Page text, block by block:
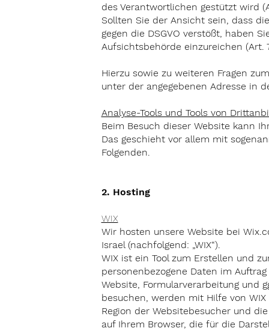
des Verantwortlichen gestützt wird
Sollten Sie der Ansicht sein, dass
gegen die DSGVO verstößt, haben
Aufsichtsbehörde einzureichen (Art.
Hierzu sowie zu weiteren Fragen
unter der angegebenen Adresse in
Analyse-Tools und Tools von
Beim Besuch dieser Website kann
Das geschieht vor allem mit
Folgenden.
2. Hosting
WIX
Wir hosten unsere Website bei
Israel (nachfolgend: „WIX“).
WIX ist ein Tool zum Erstellen und
personenbezogene Daten im
Website, Formularverarbeitung und
besuchen, werden mit Hilfe von
Region der Websitebesucher und
auf Ihrem Browser, die für die